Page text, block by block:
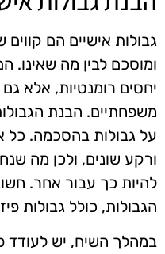
גבולות אישיים הם
ומוסכם לבין מה
יחסים רומנטיות, אלא
משפחתיים. הבנת
על גבולות בהסכמה. כל
ורקע שונים, ולכן מה
להיות כך עבור אחר.
הגבולות, כולל גבולות
במהלך השיח, יש לעודד